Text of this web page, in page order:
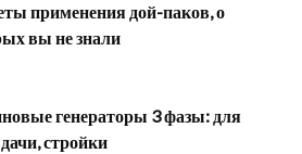
применения дой-паков, о
вы не знали
генераторы 3 фазы: для
стройки